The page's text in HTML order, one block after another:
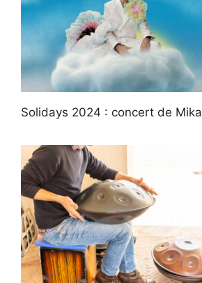
Solidays 2024 : concert de Mika